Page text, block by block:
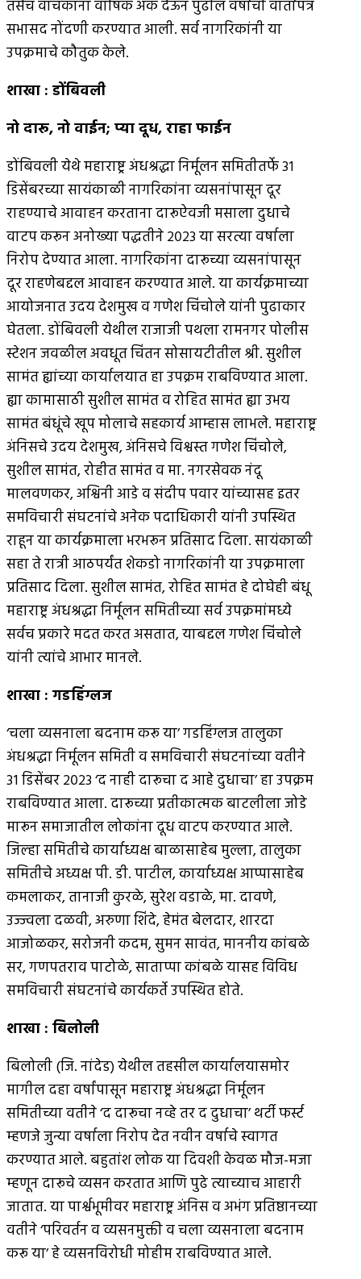
तसेच वाचकांना वार्षिक अंक देऊन पुढील वर्षाची वार्तापत्र
सभासद नोंदणी करण्यात आली. सर्व नागरिकांनी या
उपक्रमाचे कौतुक केले.
शाखा : डोंबिवली
नो दारू,नो वाईन; प्या दूध,राहा फाईन
डोंबिवली येथे महाराष्ट्र अंधश्रद्धा निर्मूलन समितीतर्फे ३१
डिसेंबरच्या सायंकाळी नागरिकांना व्यसनांपासून दूर
राहण्याचे आवाहन करताना दारूऐवजी मसाला दुधाचे
वाटप करून अनोख्या पद्धतीने २०२३ या सरत्या वर्षाला
निरोप देण्यात आला. नागरिकांना दारूच्या व्यसनांपासून
दूर राहणेबद्दल आवाहन करण्यात आले. या कार्यक्रमाच्या
आयोजनात उदय देशमुख व गणेश चिंचोले यांनी पुढाकार
घेतला. डोंबिवली येथील राजाजी पथला रामनगर पोलीस
स्टेशन जवळील अवधूत चिंतन सोसायटीतील श्री. सुशील
सामंत ह्यांच्या कार्यालयात हा उपक्रम राबविण्यात आला.
ह्या कामासाठी सुशील सामंत व रोहित सामंत ह्या उभय
सामंत बंधूंचे खूप मोलाचे सहकार्य आम्हास लाभले. महाराष्ट्र
अंनिसचे उदय देशमुख, अंनिसचे विश्वस्त गणेश चिंचोले,
सुशील सामंत, रोहीत सामंत व मा. नगरसेवक नंदू
मालवणकर, अश्विनी आडे व संदीप पवार यांच्यासह इतर
समविचारी संघटनांचे अनेक पदाधिकारी यांनी उपस्थित
राहून या कार्यक्रमाला भरभरून प्रतिसाद दिला. सायंकाळी
सहा ते रात्री आठपर्यंत शेकडो नागरिकांनी या उपक्रमाला
प्रतिसाद दिला. सुशील सामंत, रोहित सामंत हे दोघेही बंधू
महाराष्ट्र अंधश्रद्धा निर्मूलन समितीच्या सर्व उपक्रमांमध्ये
सर्वच प्रकारे मदत करत असतात, याबद्दल गणेश चिंचोले
यांनी त्यांचे आभार मानले.
शाखा : गडहिंग्लज
‘चला व्यसनाला बदनाम करू या’ गडहिंग्लज तालुका
अंधश्रद्धा निर्मूलन समिती व समविचारी संघटनांच्या वतीने
३१ डिसेंबर २०२३ ‘द नाही दारूचा द आहे दुधाचा’ हा उपक्रम
राबविण्यात आला. दारूच्या प्रतीकात्मक बाटलीला जोडे
मारून समाजातील लोकांना दूध वाटप करण्यात आले.
जिल्हा समितीचे कार्याध्यक्ष बाळासाहेब मुल्ला, तालुका
समितीचे अध्यक्ष पी. डी. पाटील, कार्याध्यक्ष आप्पासाहेब
कमलाकर, तानाजी कुरळे, सुरेश वडाळे, मा. दावणे,
उज्ज्वला दळवी, अरुणा शिंदे, हेमंत बेलदार, शारदा
आजोळकर, सरोजनी कदम, सुमन सावंत, माननीय कांबळे
सर, गणपतराव पाटोळे, साताप्पा कांबळे यासह विविध
समविचारी संघटनांचे कार्यकर्ते उपस्थित होते.
शाखा : बिलोली
बिलोली (जि. नांदेड) येथील तहसील कार्यालयासमोर
मागील दहा वर्षांपासून महाराष्ट्र अंधश्रद्धा निर्मूलन
समितीच्या वतीने ‘द दारूचा नव्हे तर द दुधाचा’ थर्टी फर्स्ट
म्हणजे जुन्या वर्षाला निरोप देत नवीन वर्षाचे स्वागत
करण्यात आले. बहुतांश लोक या दिवशी केवळ मौज-मजा
म्हणून दारूचे व्यसन करतात आणि पुढे त्याच्याच आहारी
जातात. या पार्श्वभूमीवर महाराष्ट्र अंनिस व अभंग प्रतिष्ठानच्या
वतीने ‘परिवर्तन व व्यसनमुक्ती व चला व्यसनाला बदनाम
करू या’ हे व्यसनविरोधी मोहीम राबविण्यात आले.